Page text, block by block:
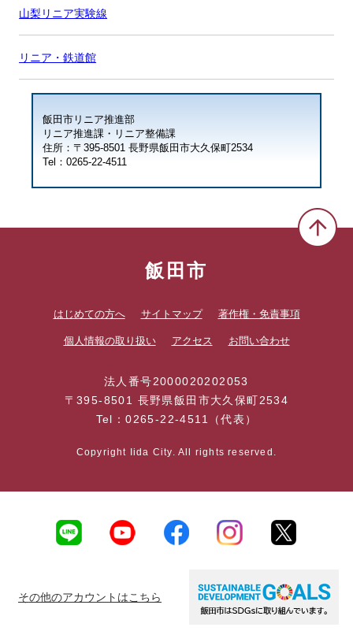
山梨リニア実験線
リニア・鉄道館
飯田市リニア推進部
リニア推進課・リニア整備課
住所：〒395-8501 長野県飯田市大久保町2534
Tel：0265-22-4511
飯田市
はじめての方へ サイトマップ 著作権・免責事項
個人情報の取り扱い アクセス お問い合わせ
法人番号2000020202053
〒395-8501 長野県飯田市大久保町2534
Tel：0265-22-4511（代表）
Copyright Iida City. All rights reserved.
その他のアカウントはこちら